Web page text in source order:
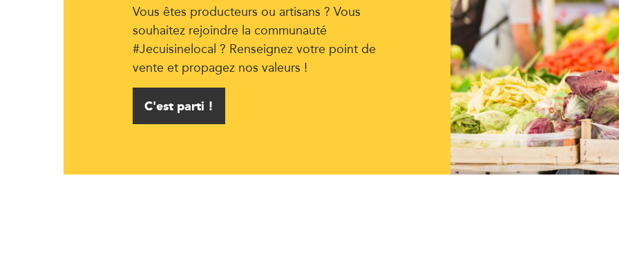
Vous êtes producteurs ou artisans ? Vous
souhaitez rejoindre la communauté
#Jecuisinelocal ? Renseignez votre point de
vente et propagez nos valeurs !
C'est parti !